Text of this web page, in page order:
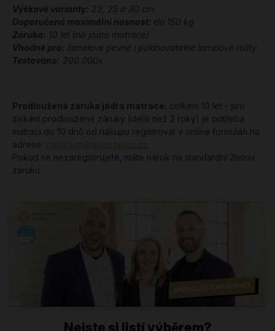
Výškové varianty: 22, 25 a 30 cm
Doporučená maximální nosnost: do 150 kg
Záruka: 10 let (na jádro matrace)
Vhodné pro: lamelové pevné i polohovatelné lamelové rošty
Testováno: 200.000x
Prodloužená záruka jádra matrace: celkem 10 let - pro
získání prodloužené záruky (delší než 2 roky) je potřeba
matraci do 10 dnů od nákupu registrovat v online formuláři na
adrese:
Pokud se nezaregistrujete, máte nárok na standardní 2letou
záruku.
Nejste si jistí výběrem?